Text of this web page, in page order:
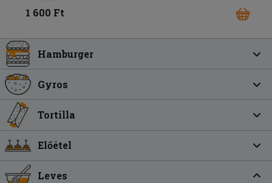
1 600 Ft
Hamburger
Gyros
Tortilla
Előétel
Leves